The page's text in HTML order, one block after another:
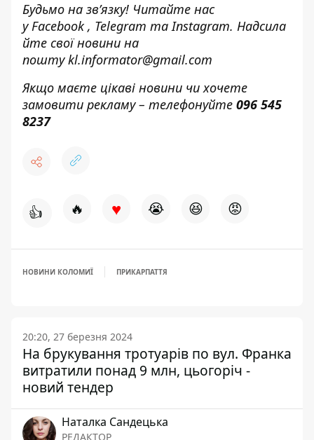
Будьмо на зв’язку! Читайте нас
уFacebook, Telegram таInstagram. Надсила
йте свої новини на
поштуkl.informator@gmail.com
Якщо маєте цікаві новини чи хочете
замовити рекламу – телефонуйте 096 545
8237
👍 🔥 ♥ 😭 😆 😡
НОВИНИ КОЛОМИЇ ПРИКАРПАТТЯ
20:20, 27 березня 2024
На брукування тротуарів по вул. Франка
витратили понад 9 млн, цьогоріч -
новий тендер
Наталка Сандецька
РЕДАКТОР